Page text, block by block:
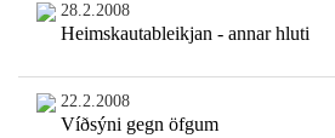
28.2.2008
Heimskautableikjan - annar hluti
22.2.2008
Víðsýni gegn öfgum